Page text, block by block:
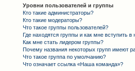
Уровни пользователей и группы
Кто такие администраторы?
Кто такие модераторы?
Что такое группы пользователей?
Где находятся группы и как мне вступить в
Как мне стать лидером группы?
Почему названия некоторых групп имеют
Что такое группа по умолчанию?
Что означает ссылка «Наша команда»?